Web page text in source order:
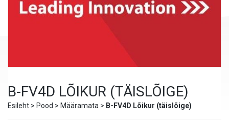
B-FV4D LÕIKUR (TÄISLÕIGE)
Esileht > Pood > Määramata > B-FV4D Lõikur (täislõige)